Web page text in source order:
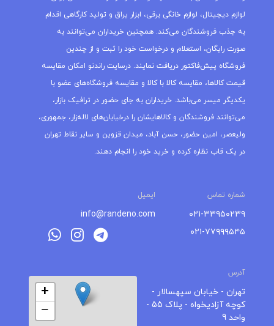
لوازم دیجیتال، لوازم خانگی برقی، ابزار یراق و تولید کارگاهی اقدام
به جذب فروشندگان می‌کند. همچنین خریداران می‌توانند به
صورت رایگان، استعلام و درخواست خود را ثبت و از چندین
فروشگاه پیش‌فاکتور دریافت نمایند. درسایت راندنو امکان مقایسه
قیمت کالاها، مقایسه کالا با کالا و مقایسه فروشگاه‌های عضو با
یکدیگر میسر می‌باشد. خریداران به جای حضور در ترافیک بازار،
می‌توانند فروشندگان و کالاهایشان را درخیابان‌های لاله‌زار، جمهوری،
ولیعصر، امین حضور، حسن آباد، میدان قزوین و سایر نقاط تهران
در یک قاب نظاره کرده و خرید خود را انجام دهند.
شماره تماس ایمیل
۰۲۱-۳۳۹۵۰۲۳۹
۰۲۱-۷۷۹۹۹۵۴۵
info@randeno.com
آدرس
تهران - خیابان سپهسالار -
کوچه آزادیخواه - پلاک 55 -
واحد 9
+
−